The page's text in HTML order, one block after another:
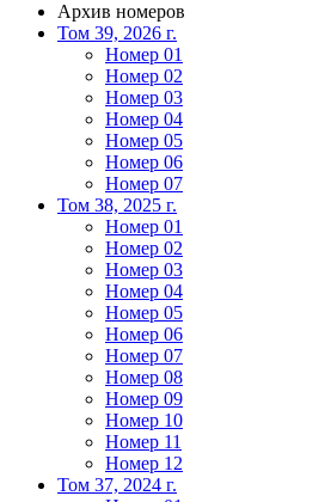
Архив номеров
Том 39, 2026 г.
Номер 01
Номер 02
Номер 03
Номер 04
Номер 05
Номер 06
Номер 07
Том 38, 2025 г.
Номер 01
Номер 02
Номер 03
Номер 04
Номер 05
Номер 06
Номер 07
Номер 08
Номер 09
Номер 10
Номер 11
Номер 12
Том 37, 2024 г.